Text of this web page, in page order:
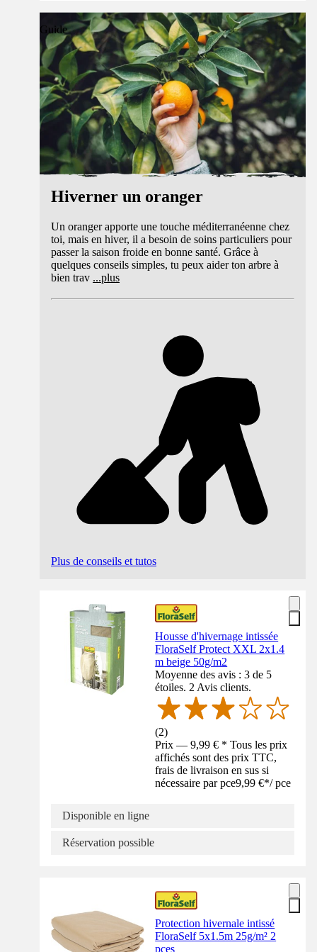
Guide
Hiverner un oranger
Un oranger apporte une touche méditerranéenne chez
toi, mais en hiver, il a besoin de soins particuliers pour
passer la saison froide en bonne santé. Grâce à
quelques conseils simples, tu peux aider ton arbre à
bien trav ...plus
Plus de conseils et tutos
Housse d'hivernage intissée
FloraSelf Protect XXL 2x1.4
m beige 50g/m2
Moyenne des avis : 3 de 5
étoiles. 2 Avis clients.
(2)
Prix — 9,99 € * Tous les prix
affichés sont des prix TTC,
frais de livraison en sus si
nécessaire par pce9,99 €*/ pce
Disponible en ligne
Réservation possible
Protection hivernale intissé
FloraSelf 5x1.5m 25g/m² 2
pces